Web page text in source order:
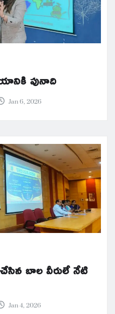
పునాది
Jan 6, 2026
చేసిన బాల వీరులే నేటి
Jan 4, 2026